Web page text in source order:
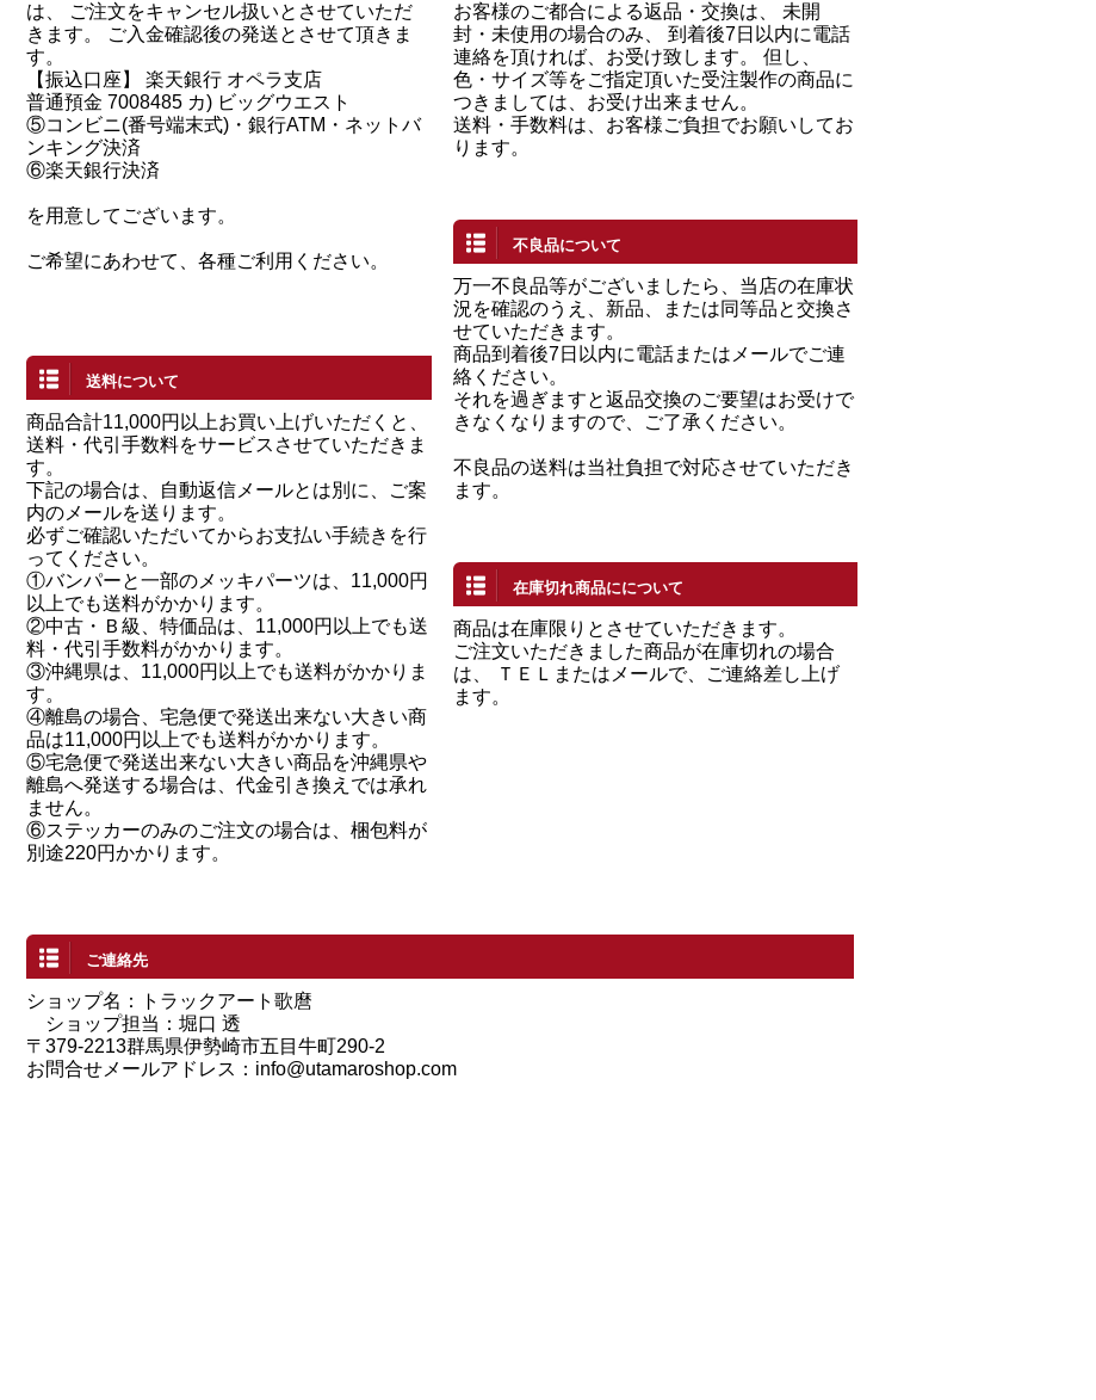
は、 ご注文をキャンセル扱いとさせていただ
きます。 ご入金確認後の発送とさせて頂きま
す。
【振込口座】 楽天銀行 オペラ支店
普通預金 7008485 カ) ビッグウエスト
⑤コンビニ(番号端末式)・銀行ATM・ネットバ
ンキング決済
⑥楽天銀行決済
を用意してございます。
ご希望にあわせて、各種ご利用ください。
送料について
商品合計11,000円以上お買い上げいただくと、
送料・代引手数料をサービスさせていただきま
す。
下記の場合は、自動返信メールとは別に、ご案
内のメールを送ります。
必ずご確認いただいてからお支払い手続きを行
ってください。
①バンパーと一部のメッキパーツは、11,000円
以上でも送料がかかります。
②中古・Ｂ級、特価品は、11,000円以上でも送
料・代引手数料がかかります。
③沖縄県は、11,000円以上でも送料がかかりま
す。
④離島の場合、宅急便で発送出来ない大きい商
品は11,000円以上でも送料がかかります。
⑤宅急便で発送出来ない大きい商品を沖縄県や
離島へ発送する場合は、代金引き換えでは承れ
ません。
⑥ステッカーのみのご注文の場合は、梱包料が
別途220円かかります。
お客様のご都合による返品・交換は、 未開
封・未使用の場合のみ、 到着後7日以内に電話
連絡を頂ければ、お受け致します。 但し、
色・サイズ等をご指定頂いた受注製作の商品に
つきましては、お受け出来ません。
送料・手数料は、お客様ご負担でお願いしてお
ります。
不良品について
万一不良品等がございましたら、当店の在庫状
況を確認のうえ、新品、または同等品と交換さ
せていただきます。
商品到着後7日以内に電話またはメールでご連
絡ください。
それを過ぎますと返品交換のご要望はお受けで
きなくなりますので、ご了承ください。
不良品の送料は当社負担で対応させていただき
ます。
在庫切れ商品にについて
商品は在庫限りとさせていただきます。
ご注文いただきました商品が在庫切れの場合
は、 ＴＥＬまたはメールで、ご連絡差し上げ
ます。
ご連絡先
ショップ名：トラックアート歌麿
ショップ担当：堀口 透
〒379-2213群馬県伊勢崎市五目牛町290-2
お問合せメールアドレス： info@utamaroshop.com